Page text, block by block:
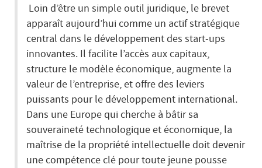
Loin d’être un simple outil juridique, le brevet
apparaît aujourd’hui comme un actif stratégique
central dans le développement des start-ups
innovantes. Il facilite l’accès aux capitaux,
structure le modèle économique, augmente la
valeur de l’entreprise, et offre des leviers
puissants pour le développement international.
Dans une Europe qui cherche à bâtir sa
souveraineté technologique et économique, la
maîtrise de la propriété intellectuelle doit devenir
une compétence clé pour toute jeune pousse